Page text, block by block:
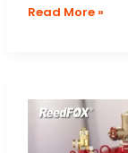
Fike
Read More »